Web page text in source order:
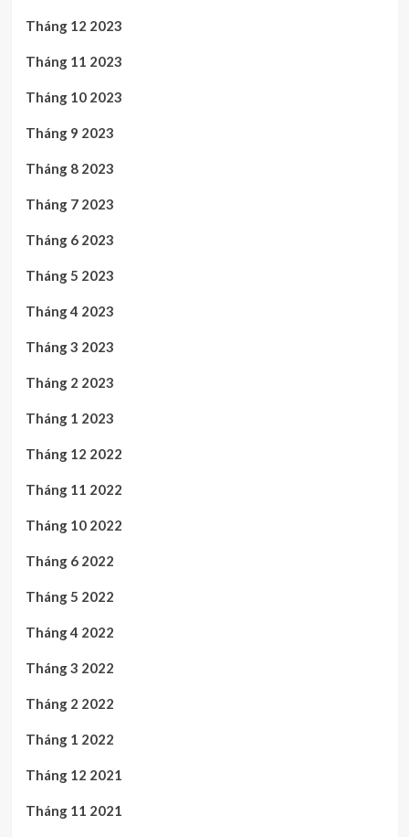
Tháng 12 2023
Tháng 11 2023
Tháng 10 2023
Tháng 9 2023
Tháng 8 2023
Tháng 7 2023
Tháng 6 2023
Tháng 5 2023
Tháng 4 2023
Tháng 3 2023
Tháng 2 2023
Tháng 1 2023
Tháng 12 2022
Tháng 11 2022
Tháng 10 2022
Tháng 6 2022
Tháng 5 2022
Tháng 4 2022
Tháng 3 2022
Tháng 2 2022
Tháng 1 2022
Tháng 12 2021
Tháng 11 2021